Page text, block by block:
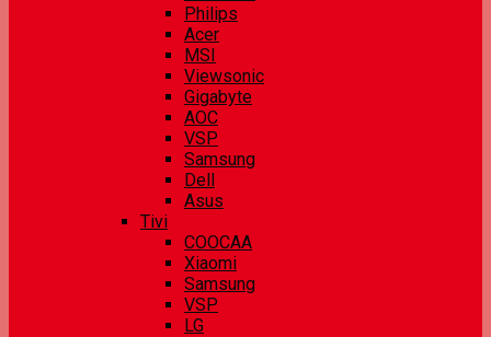
Philips
Acer
MSI
Viewsonic
Gigabyte
AOC
VSP
Samsung
Dell
Asus
Tivi
COOCAA
Xiaomi
Samsung
VSP
LG